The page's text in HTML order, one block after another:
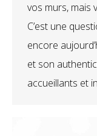
vos murs, mais
C’est une
encore
et son
accueillants et